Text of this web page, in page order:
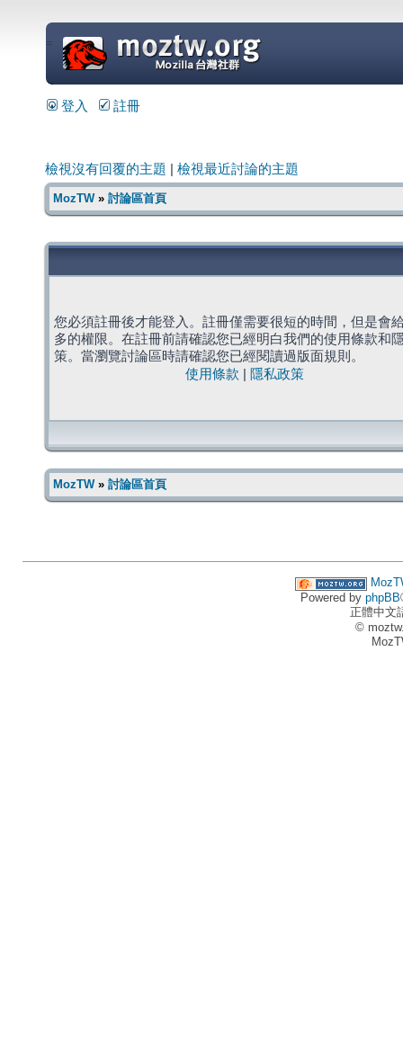
=
登入 註冊
檢視沒有回覆的主題 檢視最近討論的主題
MozTW» 討論區首頁
您必須註冊後才能登入。註冊僅需要很短的時間，但是會
多的權限。在註冊前請確認您已經明白我們的使用條款和
策。當瀏覽討論區時請確認您已經閱讀過版面規則。
使用條款
隱私政策
MozTW» 討論區首頁
Powered by phpBB
正體中文
©